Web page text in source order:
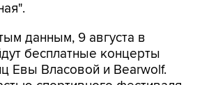
данным, 9 августа в
Евы Власовой и Bearwolf.
спортивного фестиваля
единоборств.